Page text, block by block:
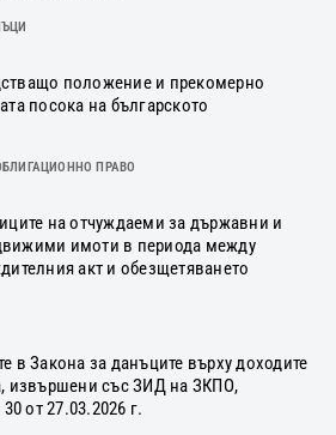
положение и прекомерно
посока на българското
ПРАВО
на отчуждаеми за държавни и
имоти в периода между
акт и обезщетяването
в Закона за данъците върху доходите
извършени със ЗИД на ЗКПО,
от 27.03.2026 г.